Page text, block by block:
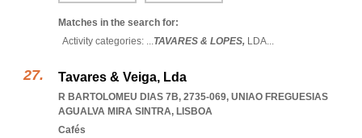
Matches in the search for:
Activity categories: ...TAVARES & LOPES, LDA...
Tavares & Veiga, Lda
R BARTOLOMEU DIAS 7B, 2735-069, UNIAO FREGUESIAS
AGUALVA MIRA SINTRA, LISBOA
Cafés